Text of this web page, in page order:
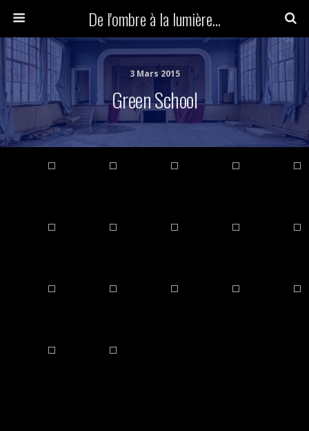
De l'ombre à la lumière...
3 Mars 2015
Green School